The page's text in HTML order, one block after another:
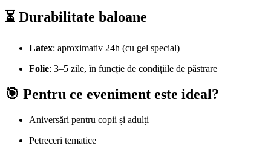
⏳ Durabilitate baloane
Latex: aproximativ 24h (cu gel special)
Folie: 3–5 zile, în funcție de condițiile de păstrare
🎯 Pentru ce eveniment este ideal?
Aniversări pentru copii și adulți
Petreceri tematice